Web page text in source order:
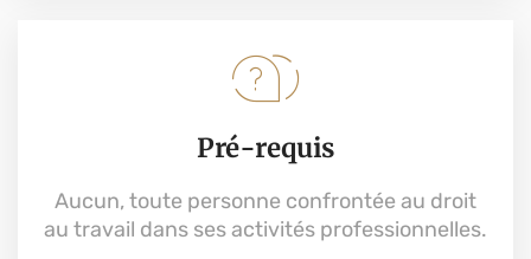
Pré-requis
Aucun, toute personne confrontée au droit
au travail dans ses activités professionnelles.